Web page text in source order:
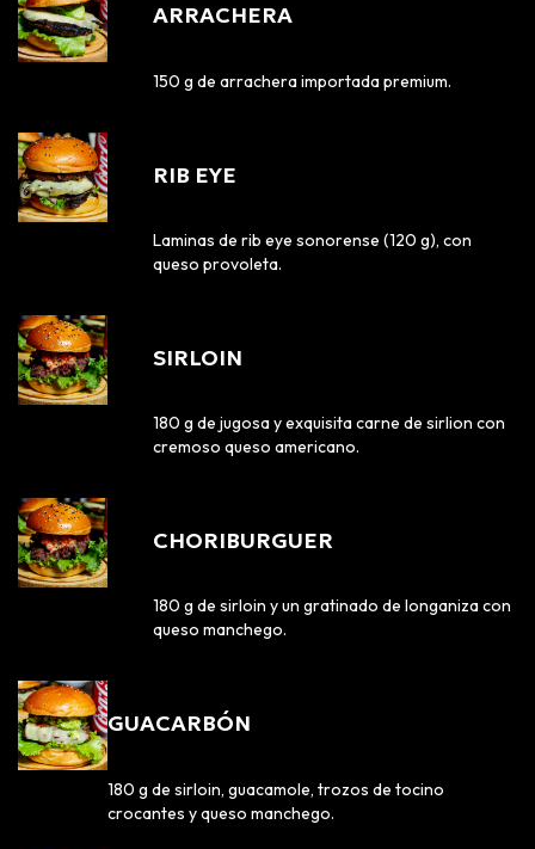
ARRACHERA
150 g de arrachera importada premium.
RIB EYE
Laminas de rib eye sonorense (120 g), con
queso provoleta.
SIRLOIN
180 g de jugosa y exquisita carne de sirlion con
cremoso queso americano.
CHORIBURGUER
180 g de sirloin y un gratinado de longaniza con
queso manchego.
GUACARBÓN
180 g de sirloin, guacamole, trozos de tocino
crocantes y queso manchego.